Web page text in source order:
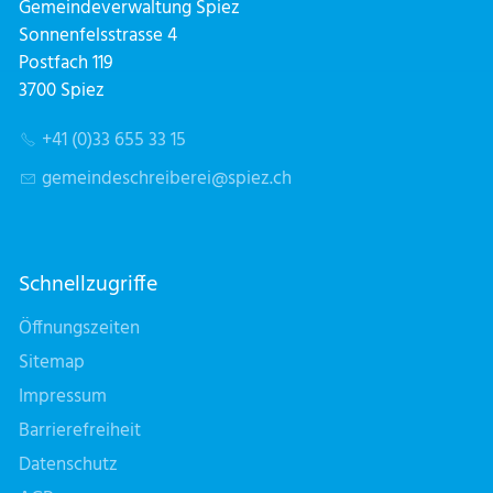
Gemeindeverwaltung Spiez
Sonnenfelsstrasse 4
Postfach 119
3700 Spiez
+41 (0)33 655 33 15
g m nd schr b r sp zch
Schnellzugriffe
Öffnungszeiten
Sitemap
Impressum
Barrierefreiheit
Datenschutz